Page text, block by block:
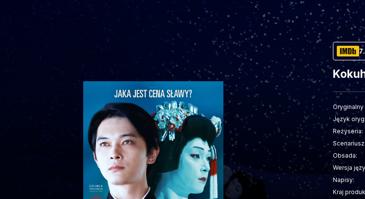
Oryginalny
Język
Reżyseria:
Scenariusz:
Obsada:
Wersja
Napisy:
Kraj